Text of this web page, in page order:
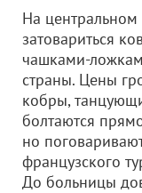
На
затовариться
чашками-
страны. Цены
кобры,
болтаются
но
французского
До больницы